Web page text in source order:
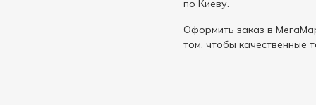
по Киеву.
Оформить заказ в
том, чтобы качественные